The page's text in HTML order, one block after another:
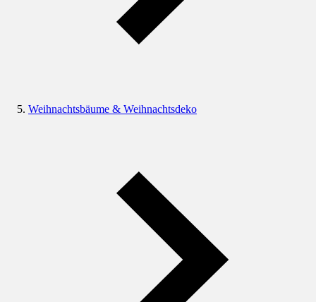
Weihnachtsbäume & Weihnachtsdeko